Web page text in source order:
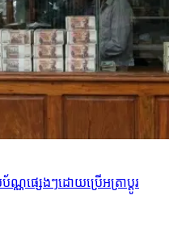
ណផ្សេងៗដោយប្រើអត្រាប្ដូរ